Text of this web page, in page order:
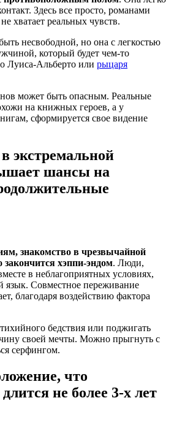
Здесь все просто, романами
хватает реальных чувств.
несвободной, но она с легкостью
который будет чем-то
Луиса-Альберто или рыцаря
может быть опасным. Реальные
на книжных героев, а у
сформируется свое видение
экстремальной
шансы на
знакомство в чрезвычайной
закончится хэппи-эндом. Люди,
в неблагоприятных условиях,
язык. Совместное переживание
благодаря воздействию фактора
бедствия или поджигать
своей мечты. Можно прыгнуть с
серфингом.
что
не более 3-х лет